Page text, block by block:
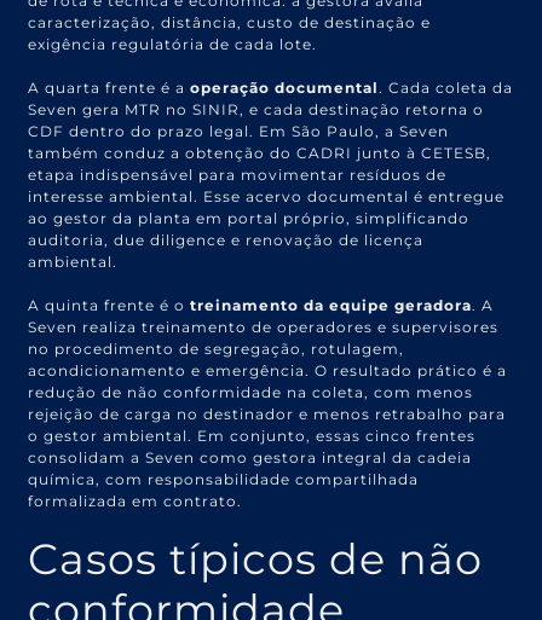
caracterização, distância, custo de destinação e
exigência regulatória de cada lote.
A quarta frente é aoperação documental . Cada coleta da
Seven gera MTR no SINIR, e cada destinação retorna o
CDF dentro do prazo legal. Em São Paulo, a Seven
também conduz a obtenção do CADRI junto à CETESB,
etapa indispensável para movimentar resíduos de
interesse ambiental. Esse acervo documental é entregue
ao gestor da planta em portal próprio, simplificando
auditoria, due diligence e renovação de licença
ambiental.
A quinta frente é otreinamento da equipe geradora. A
Seven realiza treinamento de operadores e supervisores
no procedimento de segregação, rotulagem,
acondicionamento e emergência. O resultado prático é a
redução de não conformidade na coleta, com menos
rejeição de carga no destinador e menos retrabalho para
o gestor ambiental. Em conjunto, essas cinco frentes
consolidam a Seven como gestora integral da cadeia
química, com responsabilidade compartilhada
formalizada em contrato.
Casos típicos de não
conformidade